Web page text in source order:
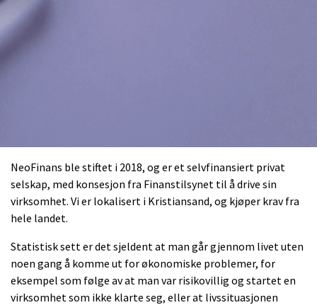
NeoFinans ble stiftet i 2018, og er et selvfinansiert privat
selskap, med konsesjon fra Finanstilsynet til å drive sin
virksomhet. Vi er lokalisert i Kristiansand, og kjøper krav fra
hele landet.
Statistisk sett er det sjeldent at man går gjennom livet uten
noen gang å komme ut for økonomiske problemer, for
eksempel som følge av at man var risikovillig og startet en
virksomhet som ikke klarte seg, eller at livssituasjonen